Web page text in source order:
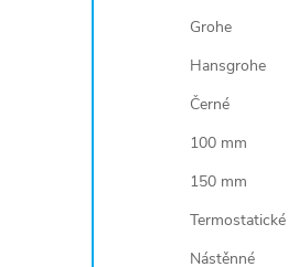
Grohe
Hansgrohe
Černé
100 mm
150 mm
Termostatické
Nástěnné